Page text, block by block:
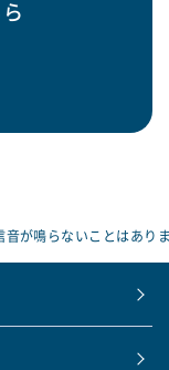
音が鳴らないことはあり